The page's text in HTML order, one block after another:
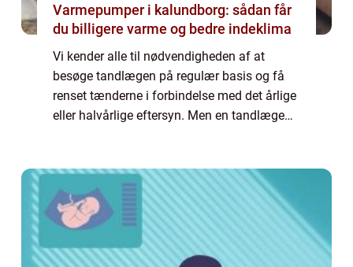
Varmepumper i kalundborg: sådan får
du billigere varme og bedre indeklima
Vi kender alle til nødvendigheden af at
besøge tandlægen på regulær basis og få
renset tænderne i forbindelse med det årlige
eller halvårlige eftersyn. Men en tandlæge